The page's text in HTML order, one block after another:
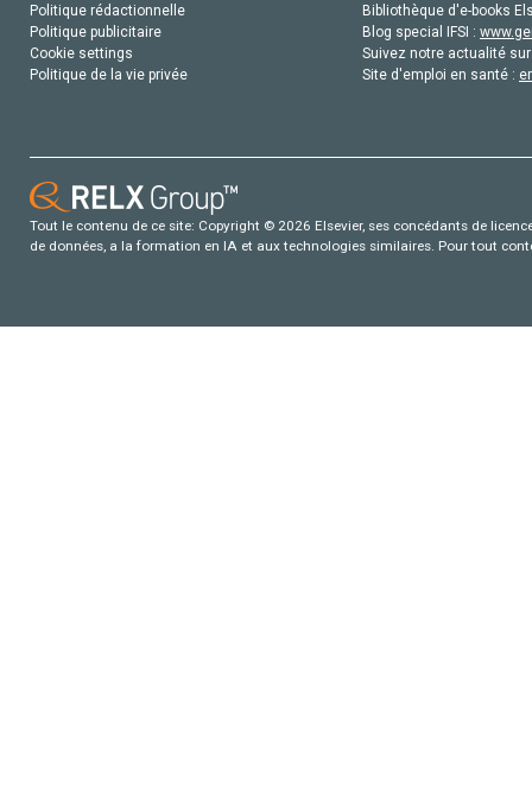
Politique rédactionnelle
Politique publicitaire
Cookie settings
Politique de la vie privée
Bibliothèque d'e-books
Blog special IFSI :
Suivez notre actualité
Site d'emploi en santé :
Tout le contenu de ce site: Copyright © 2026 Elsevier, ses concédants de
de données, a la formation en IA et aux technologies similaires. Pour tout